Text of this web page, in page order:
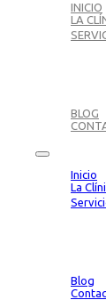
INICIO
LA
BLOG
Inicio
La
Blog